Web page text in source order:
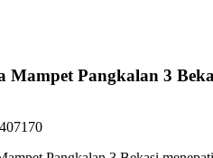
Mampet Pangkalan 3